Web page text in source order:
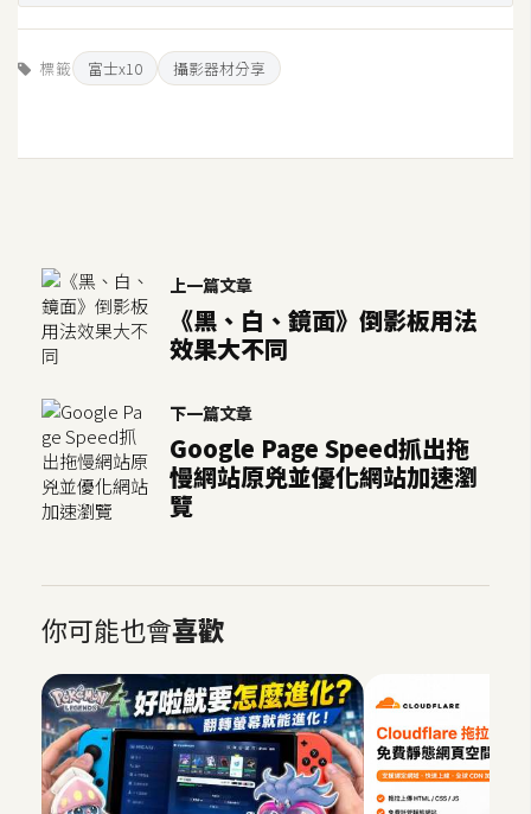
標籤 富士x10 攝影器材分享
上一篇文章
《黑、白、鏡面》倒影板用法
效果大不同
下一篇文章
Google Page Speed抓出拖
慢網站原兇並優化網站加速瀏
覽
你可能也會喜歡